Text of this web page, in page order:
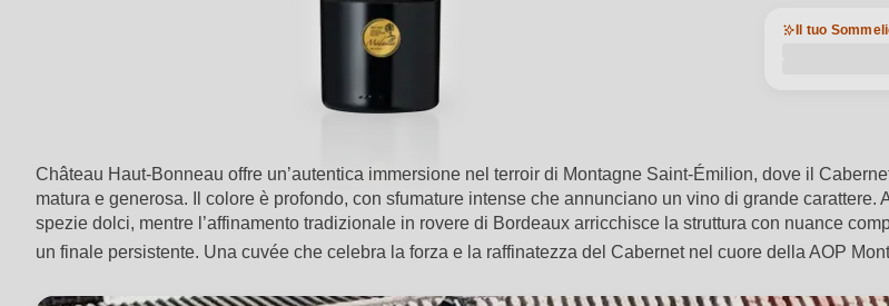
Il tuo
Château Haut-Bonneau offre un’autentica immersione nel terroir di Montagne Saint-Émilion, dove il
matura e generosa. Il colore è profondo, con sfumature intense che annunciano un vino di grande
spezie dolci, mentre l’affinamento tradizionale in rovere di Bordeaux arricchisce la struttura con nuance
un finale persistente. Una cuvée che celebra la forza e la raffinatezza del Cabernet nel cuore della AOP